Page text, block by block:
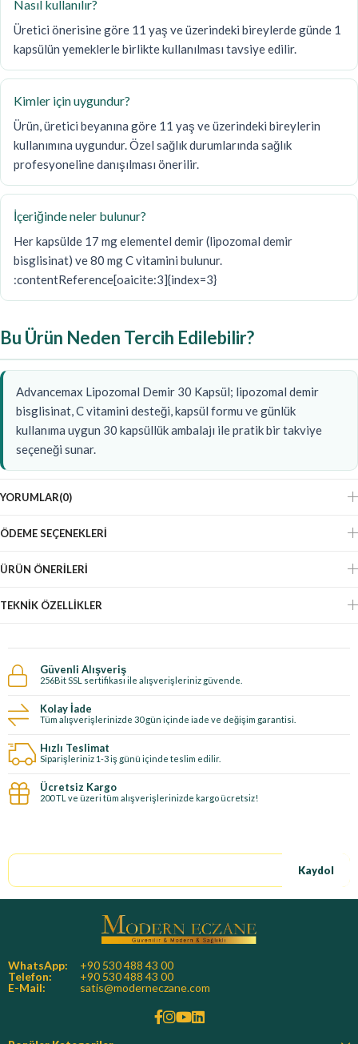
Nasıl kullanılır?
Üretici önerisine göre 11 yaş ve üzerindeki bireylerde günde 1
kapsülün yemeklerle birlikte kullanılması tavsiye edilir.
Kimler için uygundur?
Ürün, üretici beyanına göre 11 yaş ve üzerindeki bireylerin
kullanımına uygundur. Özel sağlık durumlarında sağlık
profesyoneline danışılması önerilir.
İçeriğinde neler bulunur?
Her kapsülde 17 mg elementel demir (lipozomal demir
bisglisinat) ve 80 mg C vitamini bulunur.
:contentReference[oaicite:3]{index=3}
Bu Ürün Neden Tercih Edilebilir?
Advancemax Lipozomal Demir 30 Kapsül; lipozomal demir
bisglisinat, C vitamini desteği, kapsül formu ve günlük
kullanıma uygun 30 kapsüllük ambalajı ile pratik bir takviye
seçeneği sunar.
YORUMLAR(0)
ÖDEME SEÇENEKLERI
ÜRÜN ÖNERILERI
TEKNIK ÖZELLIKLER
Güvenli Alışveriş
256Bit SSL sertifikası ile alışverişleriniz güvende.
Kolay İade
Tüm alışverişlerinizde 30 gün içinde iade ve değişim garantisi.
Hızlı Teslimat
Siparişleriniz 1-3 iş günü içinde teslim edilir.
Ücretsiz Kargo
200 TL ve üzeri tüm alışverişlerinizde kargo ücretsiz!
Kaydol
WhatsApp:
+90 530 488 43 00
Telefon:
+90 530 488 43 00
E-Mail:
satis@moderneczane.com